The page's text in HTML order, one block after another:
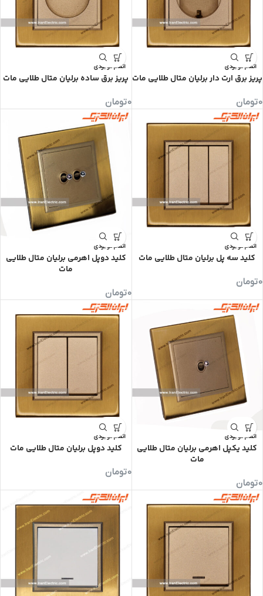
اتمام موجودی
پریز برق ارت دار برلیان متال طلایی مات
0تومان
اتمام موجودی
پریز برق ساده برلیان متال طلایی مات
0تومان
اتمام موجودی
کلید سه پل برلیان متال طلایی مات
0تومان
اتمام موجودی
کلید دوپل اهرمی برلیان متال طلایی
مات
0تومان
اتمام موجودی
کلید یکپل اهرمی برلیان متال طلایی
مات
0تومان
اتمام موجودی
کلید دوپل برلیان متال طلایی مات
0تومان